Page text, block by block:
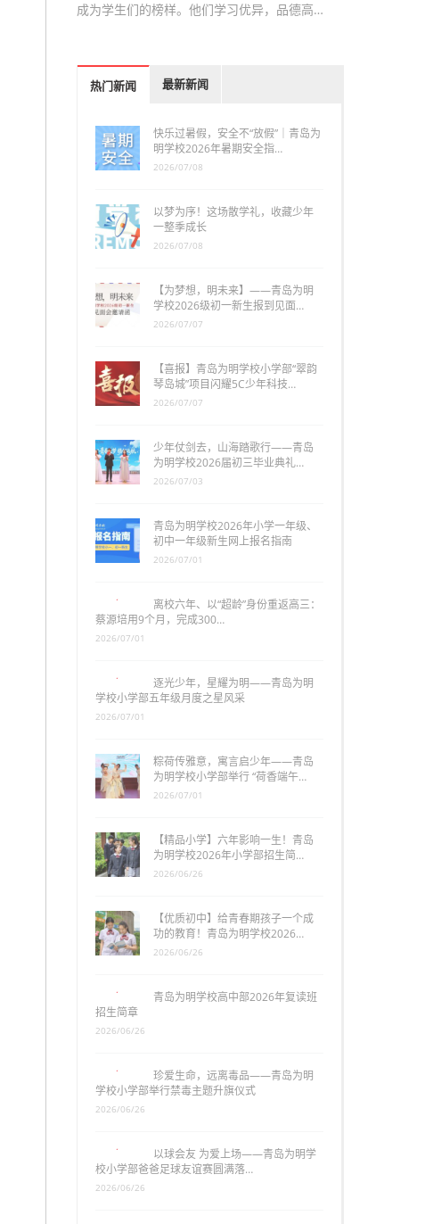
成为学生们的榜样。他们学习优异，品德高…
热门新闻 最新新闻
快乐过暑假，安全不“放假”｜青岛为
明学校2026年暑期安全指…
2026/07/08
以梦为序！这场散学礼，收藏少年
一整季成长
2026/07/08
【为梦想，明未来】——青岛为明
学校2026级初一新生报到见面…
2026/07/07
【喜报】青岛为明学校小学部“翠韵
琴岛城”项目闪耀5C少年科技…
2026/07/07
少年仗剑去，山海踏歌行——青岛
为明学校2026届初三毕业典礼…
2026/07/03
青岛为明学校2026年小学一年级、
初中一年级新生网上报名指南
2026/07/01
离校六年、以“超龄”身份重返高三：
蔡源培用9个月，完成300…
逐光少年，星耀为明——青岛为明
学校小学部五年级月度之星风采
粽荷传雅意，寓言启少年——青岛
为明学校小学部举行 “荷香端午…
2026/07/01
【精品小学】六年影响一生！青岛
为明学校2026年小学部招生简…
2026/06/26
【优质初中】给青春期孩子一个成
功的教育！青岛为明学校2026…
2026/06/26
青岛为明学校高中部2026年复读班
珍爱生命，远离毒品——青岛为明
学校小学部举行禁毒主题升旗仪式
以球会友 为爱上场——青岛为明学
校小学部爸爸足球友谊赛圆满落…